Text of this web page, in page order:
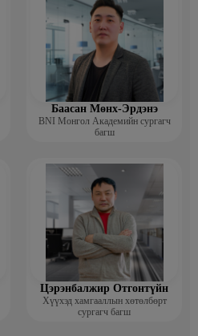
Баасан Мөнх-Эрдэнэ
BNI Монгол Академийн сургагч
багш
Цэрэнбалжир Отгонтүйн
Хүүхэд хамгааллын хөтөлбөрт
сургагч багш